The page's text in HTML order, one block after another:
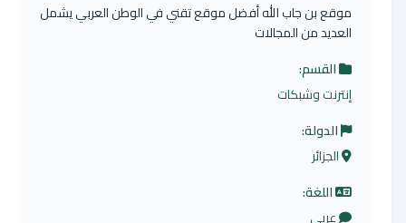
موقع بن جاب الله أفضل موقع تقني في الوطن العربي يشمل
العديد من المجالات
القسم:
إنترنت وشبكات
الدولة:
الجزائر
اللغة:
عربي